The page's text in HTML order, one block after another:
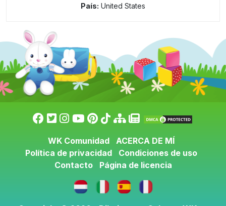
País: United States
WK Comunidad
ACERCA DE MÍ
Política de privacidad
Condiciones de uso
Contacto
Página de licencia